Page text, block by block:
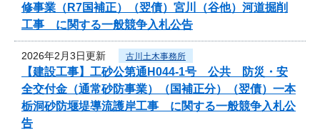
修事業（R7国補正）（翌債）宮川（谷他）河道掘削
工事 に関する一般競争入札公告
2026年2月3日更新 古川土木事務所
【建設工事】工砂公第通H044-1号 公共 防災・安
全交付金（通常砂防事業）（国補正分）（翌債）一本
栃洞砂防堰堤導流護岸工事 に関する一般競争入札公
告